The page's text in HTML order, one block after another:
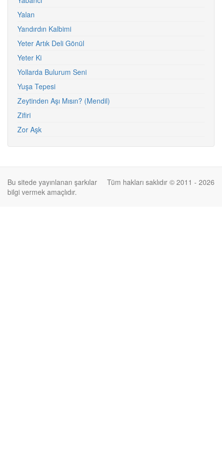
Yalan
Yandırdın Kalbimi
Yeter Artık Deli Gönül
Yeter Ki
Yollarda Bulurum Seni
Yuşa Tepesi
Zeytinden Aşı Mısın? (Mendil)
Zifiri
Zor Aşk
Tüm hakları saklıdır © 2011 - 2026
Bu sitede yayınlanan şarkılar
bilgi vermek amaçlıdır.